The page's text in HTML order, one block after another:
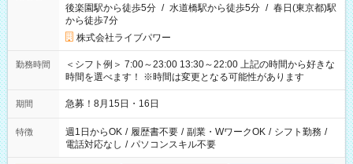
後楽園駅から徒歩5分 / 水道橋駅から徒歩5分 / 春日(東京都)駅
から徒歩7分
株式会社ライブパワー
勤務時間
＜シフト例＞ 7:00～23:00 13:30～22:00 上記の時間から好きな
時間を選べます！ ※時間は変更となる可能性があります
期間 急募！8月15日・16日
特徴 週1日からOK / 履歴書不要 / 副業・WワークOK / シフト勤務 /
電話対応なし / パソコンスキル不要